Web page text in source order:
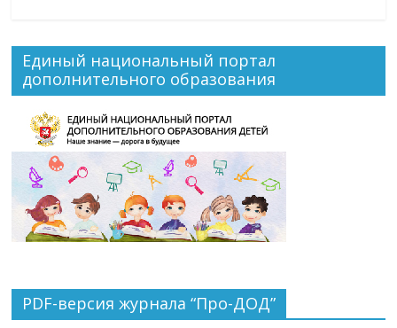
Единый национальный портал
дополнительного образования
PDF-версия журнала “Про-ДОД”